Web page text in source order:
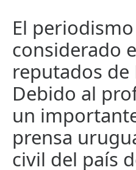
El
considerado
reputados de
Debido al
un
prensa
civil del país